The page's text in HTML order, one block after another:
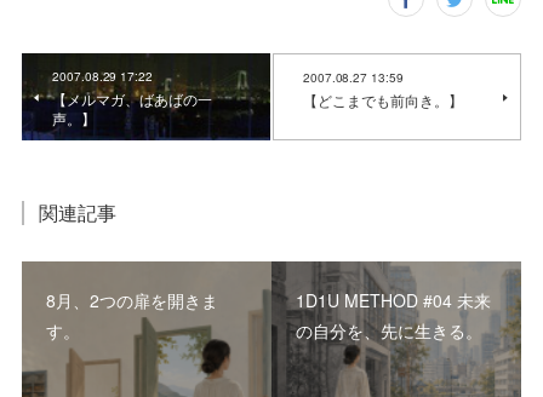
2007.08.29 17:22
【メルマガ、ばあばの一
声。】
2007.08.27 13:59
【どこまでも前向き。】
関連記事
8月、2つの扉を開きま
す。
1D1U METHOD #04 未来
の自分を、先に生きる。